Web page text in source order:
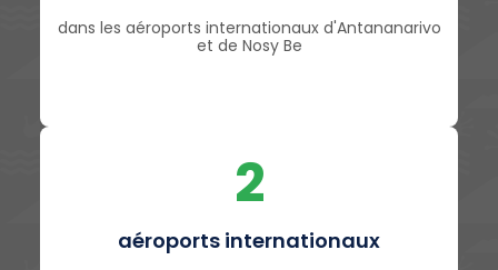
dans les aéroports internationaux d'Antananarivo
et de Nosy Be
2
aéroports internationaux